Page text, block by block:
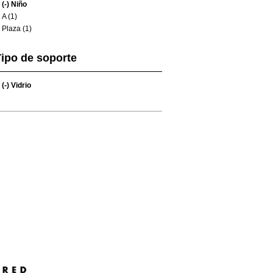
(-) Niño
A (1)
Plaza (1)
de soporte
(-) Vidrio